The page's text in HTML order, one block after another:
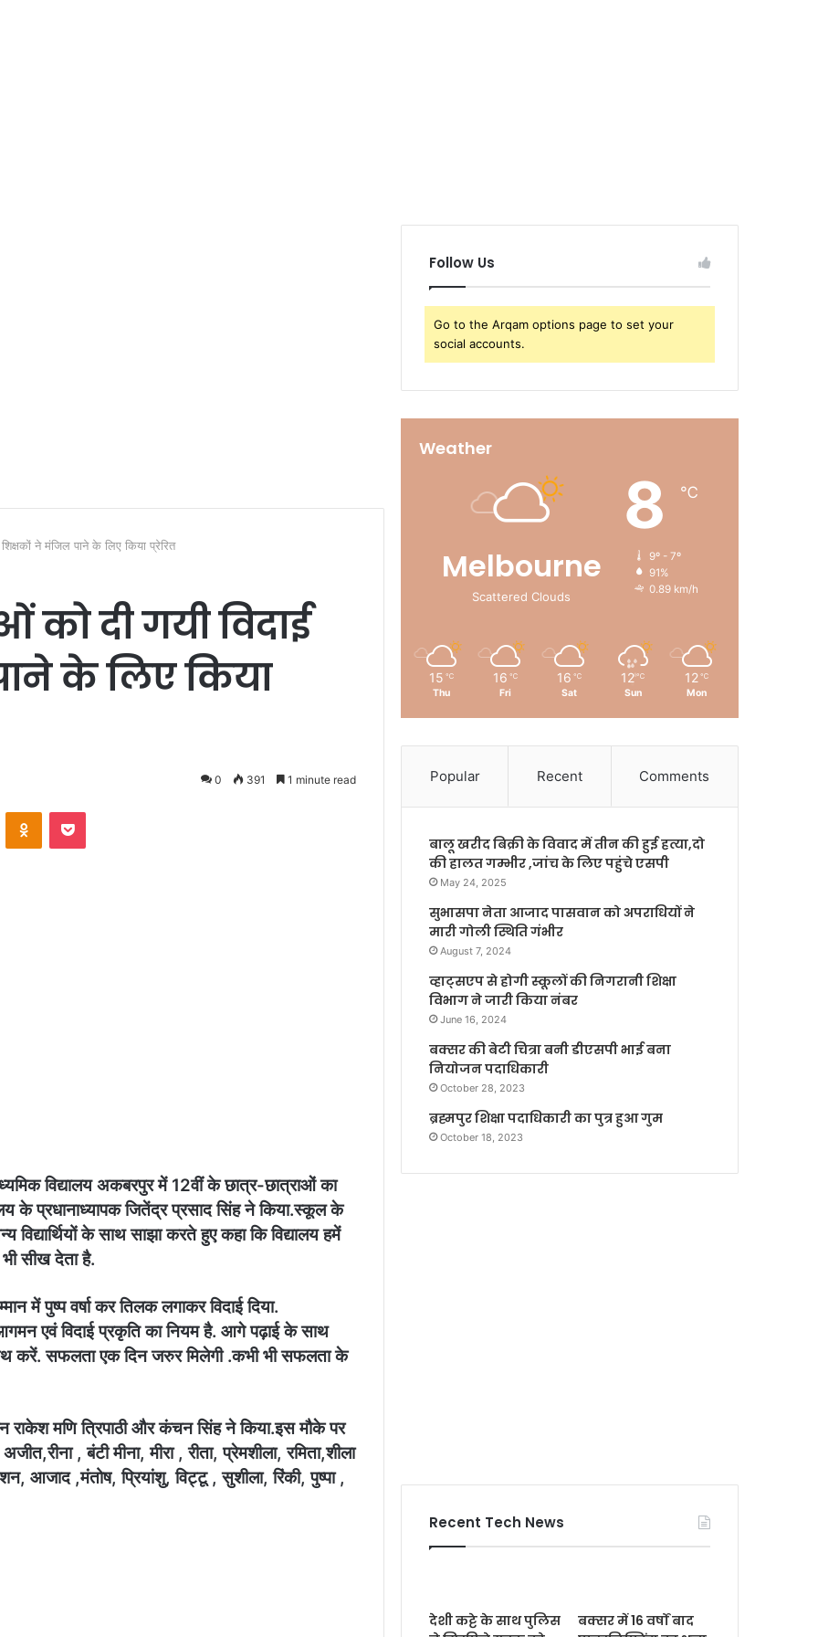
ने मंजिल पाने के लिए किया प्रेरित
को दी गयी विदाई
के लिए किया
0 391 1 minute read
विद्यालय अकबरपुर में 12वीं के छात्र-छात्राओं का
के प्रधानाध्यापक जितेंद्र प्रसाद सिंह ने किया.स्कूल के
के साथ साझा करते हुए कहा कि विद्यालय हमें
सीख देता है.
में पुष्प वर्षा कर तिलक लगाकर विदाई दिया.
एवं विदाई प्रकृति का नियम है. आगे पढ़ाई के साथ
साथ करें. सफलता एक दिन जरुर मिलेगी .कभी भी सफलता के
मणि त्रिपाठी और कंचन सिंह ने किया.इस मौके पर
, बंटी मीना, मीरा , रीता, प्रेमशीला, रमिता,शीला
आजाद ,मंतोष, प्रियांशु, विट्टू , सुशीला, रिंकी, पुष्पा ,
Follow Us
Go to the Arqam options page to set your
social accounts.
Weather
Melbourne
Scattered Clouds
8 ℃
9º - 7º
91%
0.89 km/h
15 ℃
Thu
16 ℃
Fri
16 ℃
Sat
12 ℃
Sun
12 ℃
Mon
Popular Recent Comments
बालू खरीद बिक्री के विवाद में तीन की हुई हत्या,दो
की हालत गम्भीर ,जांच के लिए पहुंचे एसपी
May 24, 2025
सुभासपा नेता आजाद पासवान को अपराधियों ने
मारी गोली स्थिति गंभीर
August 7, 2024
व्हाट्सएप से होगी स्कूलों की निगरानी शिक्षा
विभाग ने जारी किया नंबर
June 16, 2024
बक्सर की बेटी चित्रा बनी डीएसपी भाई बना
नियोजन पदाधिकारी
October 28, 2023
ब्रह्मपुर शिक्षा पदाधिकारी का पुत्र हुआ गुम
October 18, 2023
Recent Tech News
देशी कट्टे के साथ पुलिस
बक्सर में 16 वर्षों बाद